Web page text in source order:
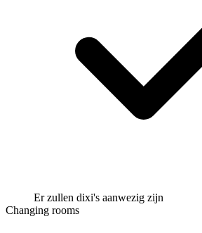
Er zullen dixi's aanwezig zijn
Changing rooms